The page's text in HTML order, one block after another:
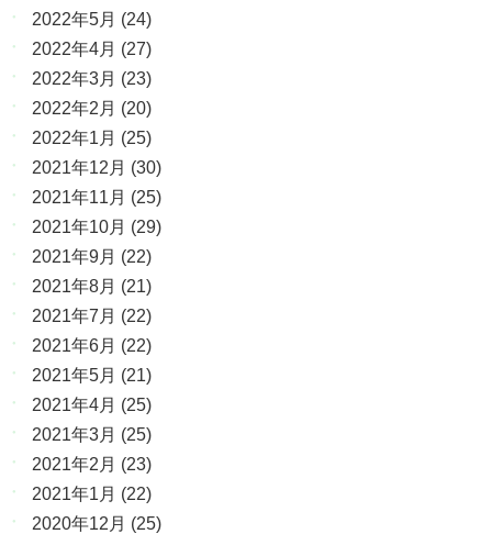
2022年5月 (24)
2022年4月 (27)
2022年3月 (23)
2022年2月 (20)
2022年1月 (25)
2021年12月 (30)
2021年11月 (25)
2021年10月 (29)
2021年9月 (22)
2021年8月 (21)
2021年7月 (22)
2021年6月 (22)
2021年5月 (21)
2021年4月 (25)
2021年3月 (25)
2021年2月 (23)
2021年1月 (22)
2020年12月 (25)